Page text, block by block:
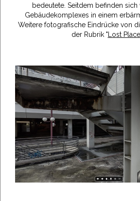
bedeutete. Seitdem befinden sich
Gebäudekomplexes in einem
Weitere fotografische Eindrücke von
der Rubrik "Lost